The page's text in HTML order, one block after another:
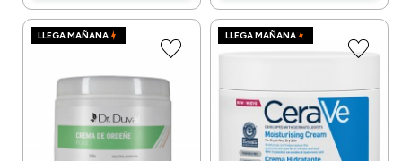
LLEGA MAÑANA LLEGA MAÑANA